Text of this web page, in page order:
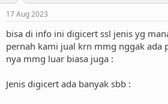
17 Aug 2023
bisa di info ini digicert ssl jenis yg
pernah kami jual krn mmg nggak ada
nya mmg luar biasa juga :
Jenis digicert ada banyak sbb :